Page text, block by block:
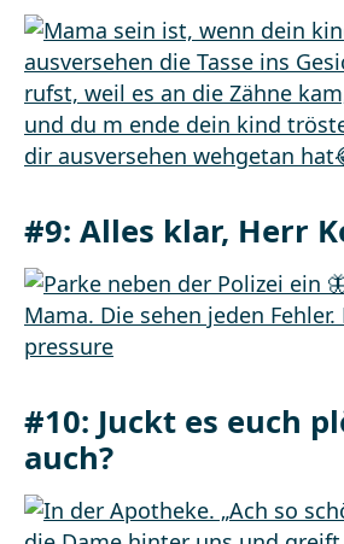
#9: Alles klar, Herr
#10: Juckt es euch
auch?